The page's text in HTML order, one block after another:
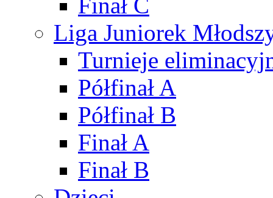
Liga Juniorek
Turnieje
Półfinał A
Półfinał B
Finał A
Finał B